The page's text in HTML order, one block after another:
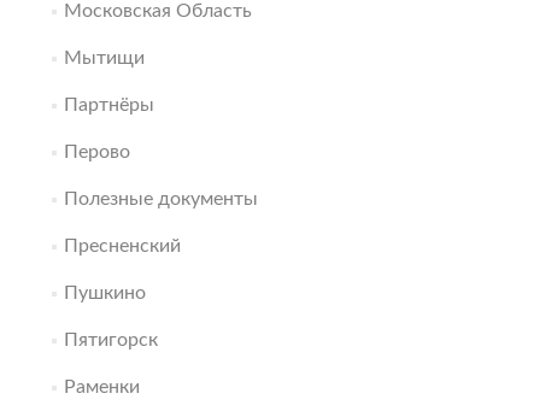
Московская Область
Мытищи
Партнёры
Перово
Полезные документы
Пресненский
Пушкино
Пятигорск
Раменки